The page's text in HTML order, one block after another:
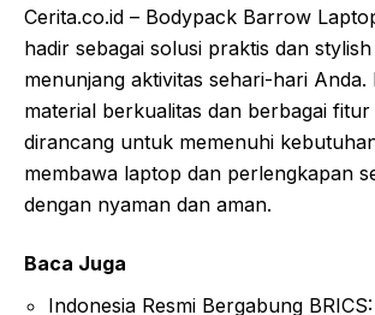
Cerita.co.id – Bodypack Barrow
hadir sebagai solusi praktis dan
menunjang aktivitas sehari-hari Anda.
material berkualitas dan berbagai
dirancang untuk memenuhi
membawa laptop dan perlengkapan
dengan nyaman dan aman.
Baca Juga
Indonesia Resmi Bergabung